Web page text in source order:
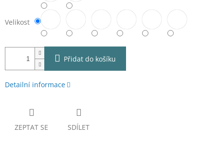
Velikost
Přidat do košíku
Detailní informace
ZEPTAT SE SDÍLET